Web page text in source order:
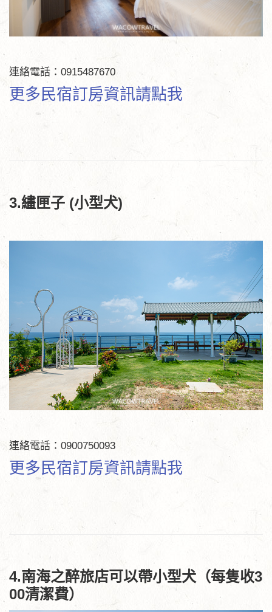
連絡電話：0915487670
更多民宿訂房資訊請點我
3.繣匣子 (小型犬)
連絡電話：0900750093
更多民宿訂房資訊請點我
4.南海之醉旅店可以帶小型犬（每隻收3
00清潔費）